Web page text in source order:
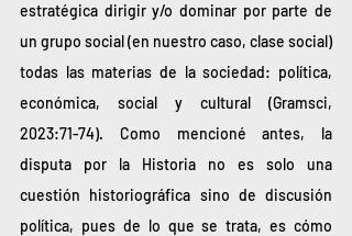
estratégica dirigir y/o dominar por parte de
un grupo social (en nuestro caso, clase social)
todas las materias de la sociedad: política,
económica, social y cultural (Gramsci,
2023:71-74). Como mencioné antes, la
disputa por la Historia no es solo una
cuestión historiográfica sino de discusión
política, pues de lo que se trata, es cómo